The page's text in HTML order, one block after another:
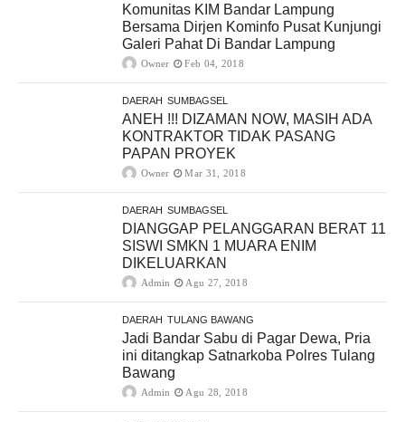
Komunitas KIM Bandar Lampung
Bersama Dirjen Kominfo Pusat Kunjungi
Galeri Pahat Di Bandar Lampung
Owner Feb 04, 2018
DAERAH SUMBAGSEL
ANEH !!! DIZAMAN NOW, MASIH ADA
KONTRAKTOR TIDAK PASANG
PAPAN PROYEK
Owner Mar 31, 2018
DAERAH SUMBAGSEL
DIANGGAP PELANGGARAN BERAT 11
SISWI SMKN 1 MUARA ENIM
DIKELUARKAN
Admin Agu 27, 2018
DAERAH TULANG BAWANG
Jadi Bandar Sabu di Pagar Dewa, Pria
ini ditangkap Satnarkoba Polres Tulang
Bawang
Admin Agu 28, 2018